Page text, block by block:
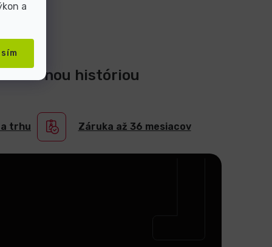
a
ročnou históriou
trhu Záruka až 36 mesiacov